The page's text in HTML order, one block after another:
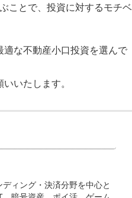
ことで、投資に対するモチベ
な不動産小口投資を選んで
いたします。
ィング・決済分野を中心と